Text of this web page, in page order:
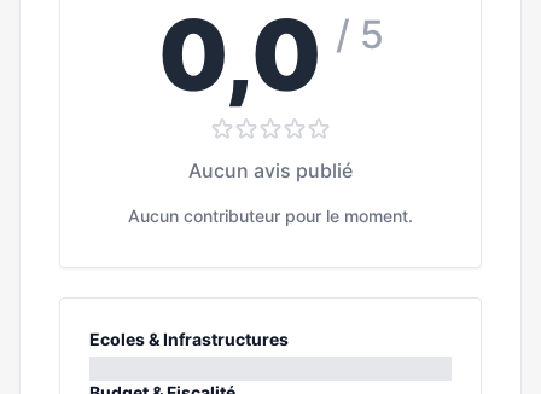
0,0 / 5
Aucun avis publié
Aucun contributeur pour le moment.
Ecoles & Infrastructures
0%